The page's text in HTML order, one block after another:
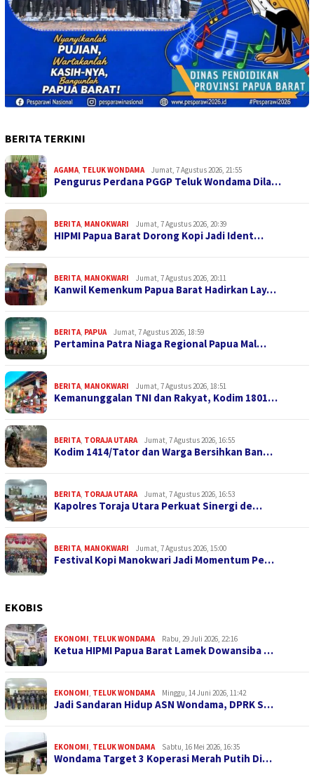
BERITA TERKINI
AGAMA TELUK WONDAMA Jumat, 7 Agustus 2026, 21:55
Pengurus Perdana PGGP Teluk Wondama Dila…
BERITA MANOKWARI Jumat, 7 Agustus 2026, 20:39
HIPMI Papua Barat Dorong Kopi Jadi Ident…
BERITA MANOKWARI Jumat, 7 Agustus 2026, 20:11
Kanwil Kemenkum Papua Barat Hadirkan Lay…
BERITA PAPUA Jumat, 7 Agustus 2026, 18:59
Pertamina Patra Niaga Regional Papua Mal…
BERITA MANOKWARI Jumat, 7 Agustus 2026, 18:51
Kemanunggalan TNI dan Rakyat, Kodim 1801…
BERITA TORAJA UTARA Jumat, 7 Agustus 2026, 16:55
Kodim 1414/Tator dan Warga Bersihkan Ban…
BERITA TORAJA UTARA Jumat, 7 Agustus 2026, 16:53
Kapolres Toraja Utara Perkuat Sinergi de…
BERITA MANOKWARI Jumat, 7 Agustus 2026, 15:00
Festival Kopi Manokwari Jadi Momentum Pe…
EKOBIS
EKONOMI TELUK WONDAMA Rabu, 29 Juli 2026, 22:16
Ketua HIPMI Papua Barat Lamek Dowansiba …
EKONOMI TELUK WONDAMA Minggu, 14 Juni 2026, 11:42
Jadi Sandaran Hidup ASN Wondama, DPRK S…
EKONOMI TELUK WONDAMA Sabtu, 16 Mei 2026, 16:35
Wondama Target 3 Koperasi Merah Putih Di…